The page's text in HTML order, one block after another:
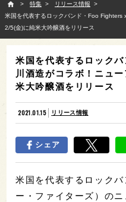
特集
リリース情報
米国を代表するロックバンド・Foo Fighters
2/5(金)に純米大吟醸酒をリリース
米国を代表するロック
川酒造がコラボ！ニュ
米大吟醸酒をリリース
2021.01.15 リリース情報
シェア
米国を代表するロック
ー・ファイターズ）の